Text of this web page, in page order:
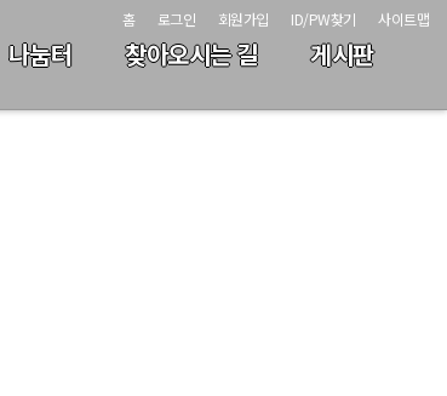
나눔터 찾아오시는 길 게시판
홈 로그인 회원가입 ID/PW찾기 사이트맵